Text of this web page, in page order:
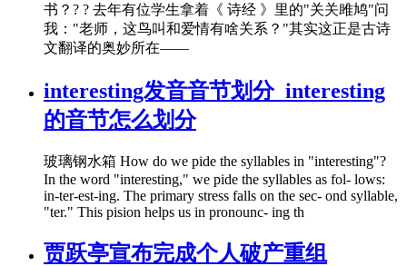
书？? ? 去年有位学生拿着《 诗经 》里的"关关雎鸠"问
我："老师，这鸟叫和爱情有啥关系？"其实这正是古诗
文翻译的奥妙所在——
interesting发音音节划分_interesting
的音节怎么划分
玻璃钢水箱 How do we pide the syllables in "interesting"?
In the word "interesting," we pide the syllables as fol- lows:
in-ter-est-ing. The primary stress falls on the sec- ond syllable,
"ter." This pision helps us in pronounc- ing th
贾跃亭宣布完成个人破产重组